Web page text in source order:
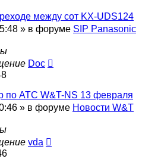
между сот KX-UDS124
» в форуме SIP Panasonic
Doc
по АТС W&T-NS 13 февраля
» в форуме Новости W&T
vda